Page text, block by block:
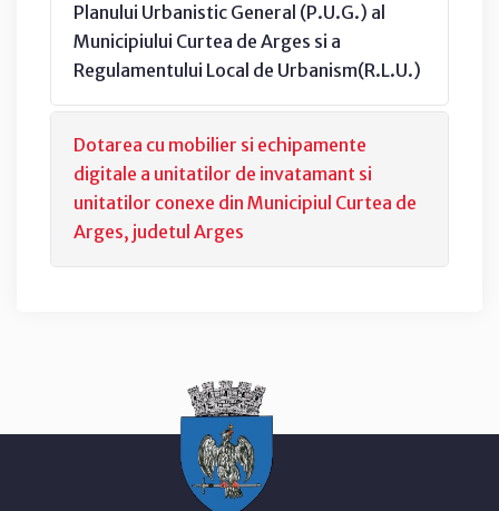
Planului Urbanistic General (P.U.G.) al
Municipiului Curtea de Arges si a
Regulamentului Local de Urbanism(R.L.U.)
Dotarea cu mobilier si echipamente
digitale a unitatilor de invatamant si
unitatilor conexe din Municipiul Curtea de
Arges, judetul Arges